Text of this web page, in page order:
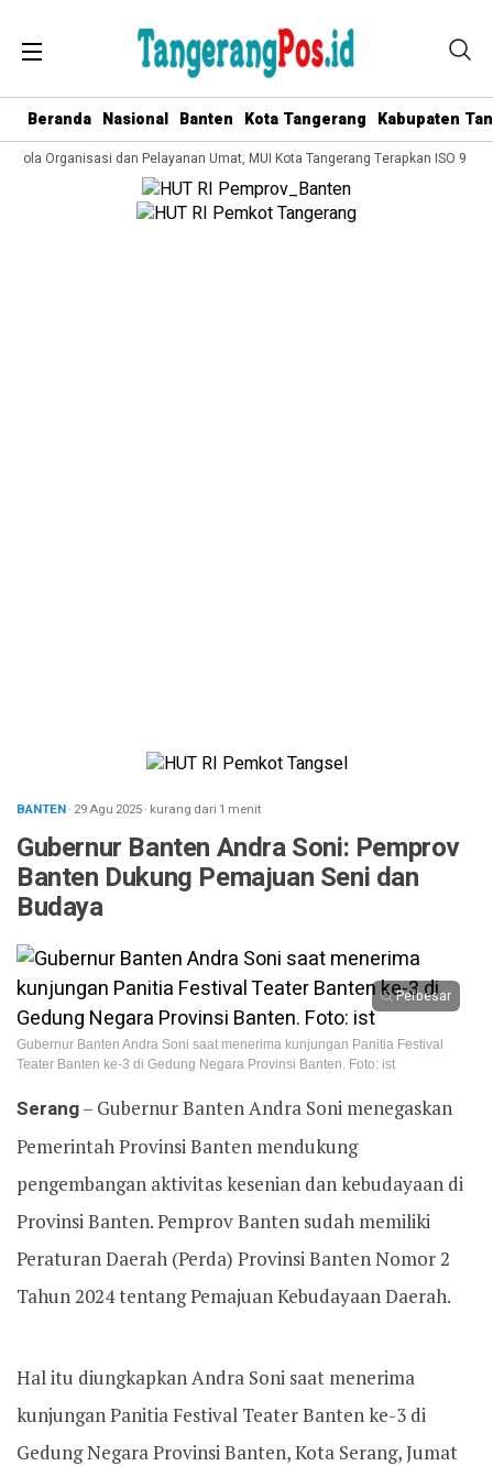
Beranda Nasional Banten Kota Tangerang Kabupaten
Organisasi dan Pelayanan Umat, MUI Kota Tangerang Terapkan ISO
BANTEN· 29 Agu 2025· kurang dari 1 menit
Gubernur Banten Andra Soni: Pemprov
Banten Dukung Pemajuan Seni dan
Budaya
Perbesar
Gubernur Banten Andra Soni saat menerima kunjungan Panitia Festival
Teater Banten ke-3 di Gedung Negara Provinsi Banten. Foto: ist
Serang– Gubernur Banten Andra Soni menegaskan
Pemerintah Provinsi Banten mendukung
pengembangan aktivitas kesenian dan kebudayaan di
Provinsi Banten. Pemprov Banten sudah memiliki
Peraturan Daerah (Perda) Provinsi Banten Nomor 2
Tahun 2024 tentang Pemajuan Kebudayaan Daerah.
Hal itu diungkapkan Andra Soni saat menerima
kunjungan Panitia Festival Teater Banten ke-3 di
Gedung Negara Provinsi Banten, Kota Serang, Jumat